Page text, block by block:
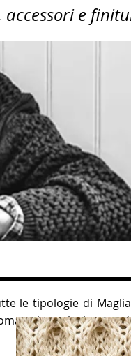
e
le tipologie di
intarsio,